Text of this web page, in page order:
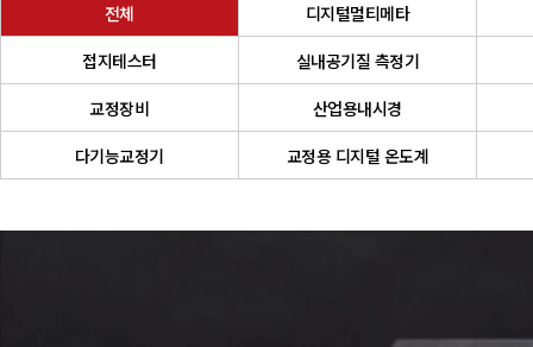
전체
디지털멀티메타
접지테스터
실내공기질 측정기
교정장비
산업용내시경
다기능교정기
교정용 디지털 온도계